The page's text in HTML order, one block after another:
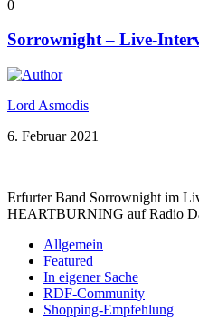
0
Sorrownight – Live-
Lord Asmodis
6. Februar 2021
Erfurter Band Sorrownight im
HEARTBURNING auf Radio
Allgemein
Featured
In eigener Sache
RDF-Community
Shopping-Empfehlung